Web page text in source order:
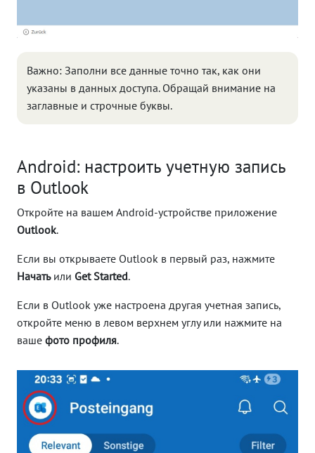
Важно: Заполни все данные точно так, как они
указаны в данных доступа. Обращай внимание на
заглавные и строчные буквы.
Android: настроить учетную запись
в Outlook
Откройте на вашем Android-устройстве приложение
Outlook.
Если вы открываете Outlook в первый раз, нажмите
Начатьили Get Started.
Если в Outlook уже настроена другая учетная запись,
откройте меню в левом верхнем углу или нажмите на
ваше фото профиля.